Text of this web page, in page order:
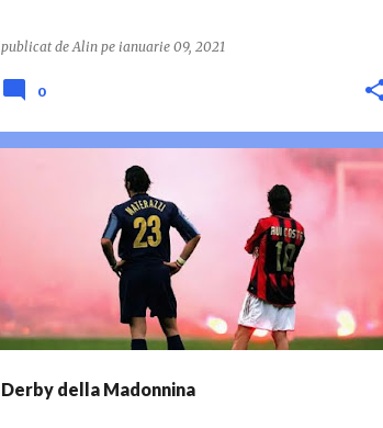
publicat deAlin pe ianuarie 09, 2021
0
Derby della Madonnina
DERBY DELLA MADONNINA